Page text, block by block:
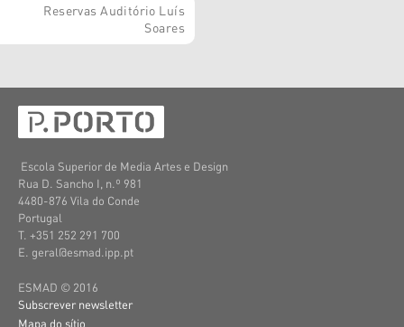
Reservas Auditório Luís
Soares
Escola Superior de Media Artes e Design
Rua D. Sancho I, n.º 981
4480-876 Vila do Conde
Portugal
T. +351 252 291 700
E. geral@esmad.ipp.pt
ESMAD © 2016
Subscrever newsletter
Mapa do sítio